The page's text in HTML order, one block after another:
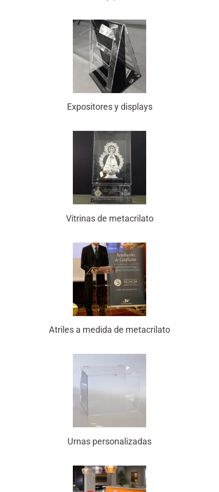
Expositores y displays
Vitrinas de metacrilato
Atriles a medida de metacrilato
Urnas personalizadas